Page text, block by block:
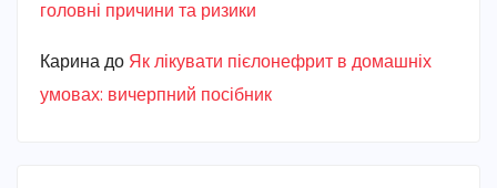
головні причини та ризики
Карина до Як лікувати пієлонефрит в домашніх
умовах: вичерпний посібник